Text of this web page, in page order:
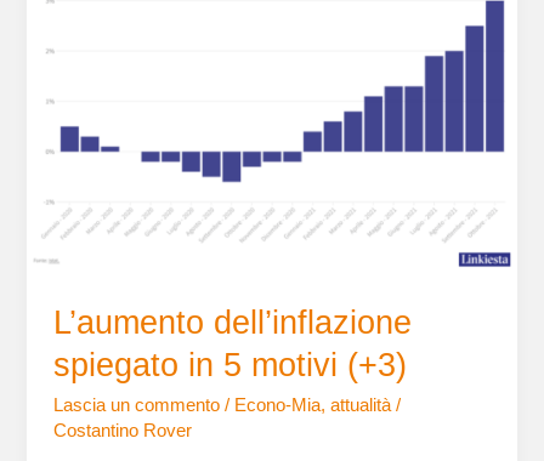
L’aumento dell’inflazione
spiegato in 5 motivi (+3)
Lascia un commento / Econo-Mia,attualità /
Costantino Rover
spiegato
5
motivi
(+3)